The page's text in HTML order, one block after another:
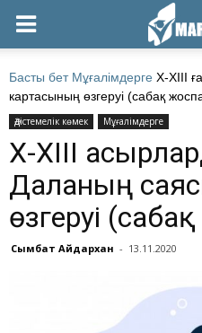
Басты бет Мұғалімдерге Х-ХІІІ
картасының өзгеруі (сабақ
Әдістемелік көмек Мұғалімдерге
Х-ХІІІ
Даланың
өзгеруі
Сымбат Айдархан - 13.11.2020